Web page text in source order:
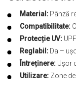
Material: Pânză
Compatibilitate:
Protecție UV:
Reglabil: Da –
Întreținere: Ușor
Utilizare: Zone